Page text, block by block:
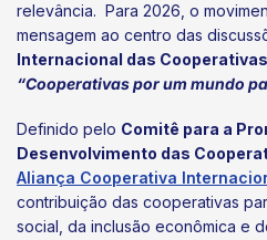
relevância. Para 2026, o
mensagem ao centro das
Internacional das
“Cooperativas por um mundo
Definido pelo Comitê para a
Desenvolvimento das
Aliança Cooperativa
contribuição das cooperativas
social, da inclusão econômica e